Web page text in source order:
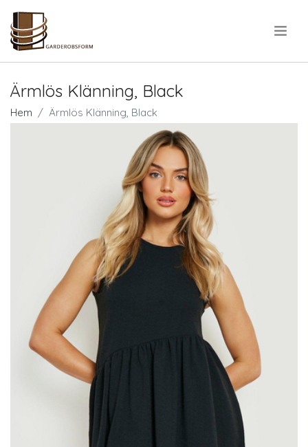
Ärmlös Klänning, Black
Hem Ärmlös Klänning, Black